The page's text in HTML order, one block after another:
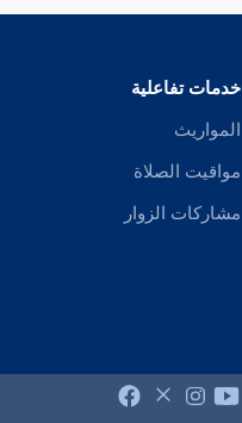
خدمات تفاعلية
المواريث
مواقيت الصلاة
مشاركات الزوار